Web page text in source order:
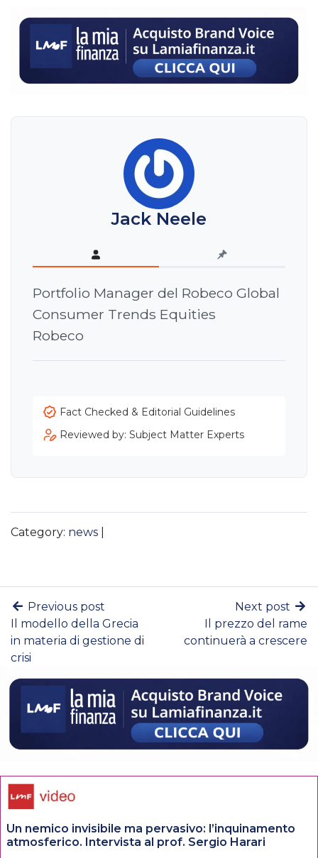
Jack Neele
Portfolio Manager del Robeco Global
Consumer Trends Equities
Robeco
Fact Checked & Editorial Guidelines
Reviewed by: Subject Matter Experts
Category: news
Previous post
Il modello della Grecia
in materia di gestione di
crisi
Next post
Il prezzo del rame
continuerà a crescere
Un nemico invisibile ma pervasivo: l’inquinamento
atmosferico. Intervista al prof. Sergio Harari